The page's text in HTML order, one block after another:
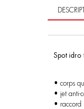
Spot idro
• corps
• jet anti-
•